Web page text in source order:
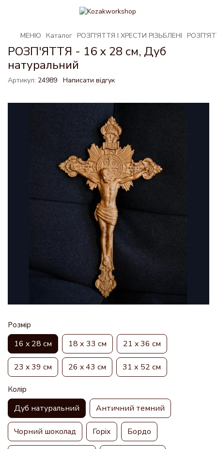
МЕНЮ Каталог РОЗП'ЯТТЯ І ХРЕСТИ РІЗЬБЛЕНІ
РОЗП'ЯТТЯ - 16 х 28 см, Дуб
натуральний
Артикул: 24989 Написати відгук
Розмір
16 x 28 см 18 х 33 см 21 x 36 см
23 x 39 см 26 x 43 см 31 х 52 см
Колір
Дуб натуральний Античний темний
Чорний шоколад Горіх Бордо